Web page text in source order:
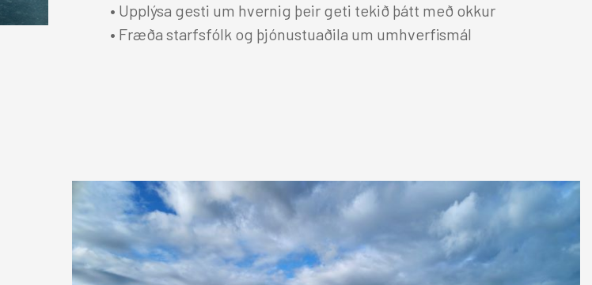
• Upplýsa gesti um hvernig þeir geti tekið þátt með okkur
• Fræða starfsfólk og þjónustuaðila um umhverfismál